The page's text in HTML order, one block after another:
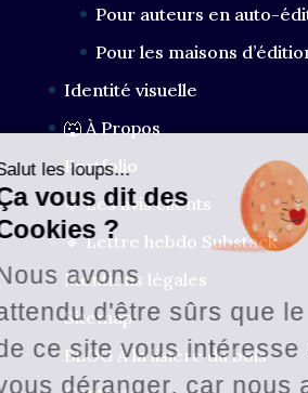
Pour auteurs en auto-
Pour les maisons
Identité visuelle
🐺 À Propos
Portfolio
💬 Les avis clients
🔸 Lettre hebdo Substack
Mentions légales
Sitemap
BLOG À la lisière du bois
Salut les loups...
Ça vous dit des
Cookies ?
Nous avons
attendu d'être sûrs que
de ce site vous
vous déranger, car